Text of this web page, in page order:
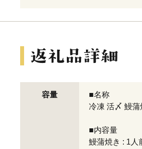
容量
■名称
冷凍 活〆 鰻蒲
■内容量
鰻蒲焼き : 1人